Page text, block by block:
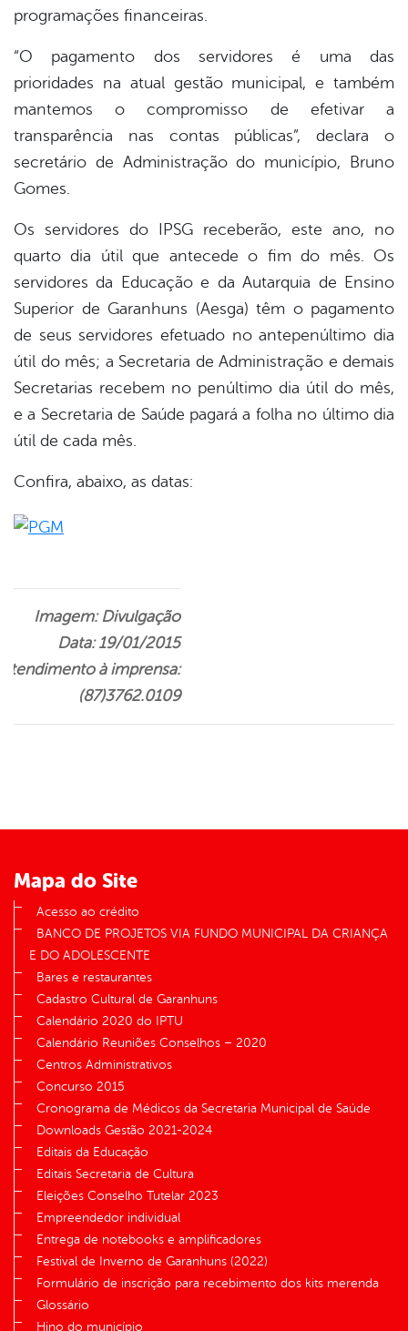
programações financeiras.
“O pagamento dos servidores é uma das
prioridades na atual gestão municipal, e também
mantemos o compromisso de efetivar a
transparência nas contas públicas”, declara o
secretário de Administração do município, Bruno
Gomes.
Os servidores do IPSG receberão, este ano, no
quarto dia útil que antecede o fim do mês. Os
servidores da Educação e da Autarquia de Ensino
Superior de Garanhuns (Aesga) têm o pagamento
de seus servidores efetuado no antepenúltimo dia
útil do mês; a Secretaria de Administração e demais
Secretarias recebem no penúltimo dia útil do mês,
e a Secretaria de Saúde pagará a folha no último dia
útil de cada mês.
Confira, abaixo, as datas:
Imagem: Divulgação
Data: 19/01/2015
Atendimento à imprensa:
(87)3762.0109
Mapa do Site
Acesso ao crédito
BANCO DE PROJETOS VIA FUNDO MUNICIPAL DA CRIANÇA
E DO ADOLESCENTE
Bares e restaurantes
Cadastro Cultural de Garanhuns
Calendário 2020 do IPTU
Calendário Reuniões Conselhos – 2020
Centros Administrativos
Concurso 2015
Cronograma de Médicos da Secretaria Municipal de Saúde
Downloads Gestão 2021-2024
Editais da Educação
Editais Secretaria de Cultura
Eleições Conselho Tutelar 2023
Empreendedor individual
Entrega de notebooks e amplificadores
Festival de Inverno de Garanhuns (2022)
Formulário de inscrição para recebimento dos kits merenda
Glossário
Hino do município